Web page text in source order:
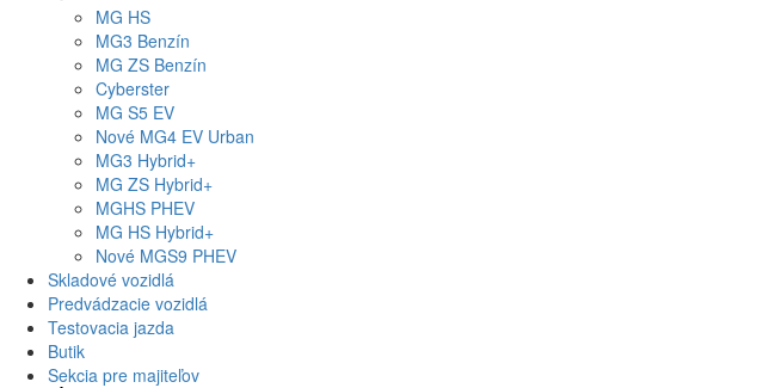
MG HS
MG3 Benzín
MG ZS Benzín
Cyberster
MG S5 EV
Nové MG4 EV Urban
MG3 Hybrid+
MG ZS Hybrid+
MGHS PHEV
MG HS Hybrid+
Nové MGS9 PHEV
Skladové vozidlá
Predvádzacie vozidlá
Testovacia jazda
Butik
Sekcia pre majiteľov